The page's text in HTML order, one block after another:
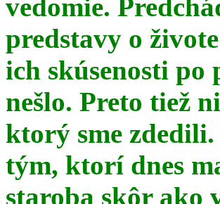
vedomie.
predstavy o
ich skúsenosti po
nešlo. Preto tiež
ktorý sme
tým, ktorí dnes
staroba skôr ako